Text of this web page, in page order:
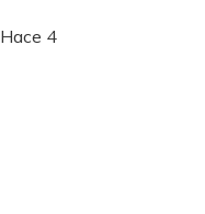
Hace 4